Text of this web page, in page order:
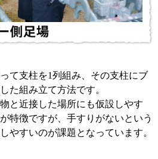
て支柱を1列組み、その支柱にブ
た組み立て方法です。
と近接した場所にも仮設しやす
特徴ですが、手すりがないという
やすいのが課題となっています。